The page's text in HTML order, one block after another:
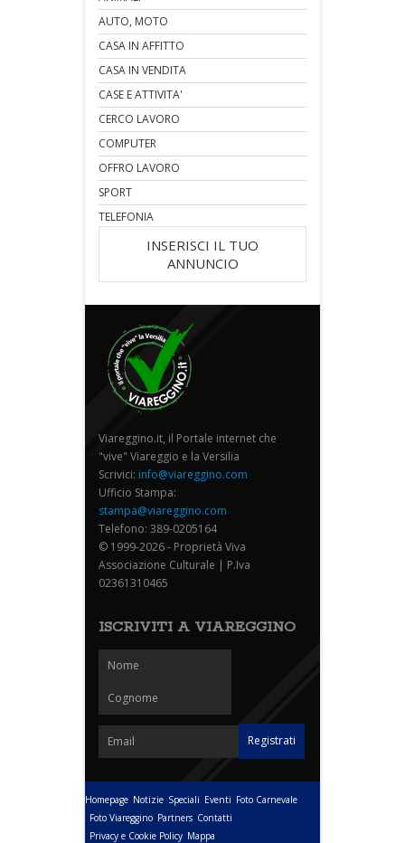
AUTO, MOTO
CASA IN AFFITTO
CASA IN VENDITA
CASE E ATTIVITA'
CERCO LAVORO
COMPUTER
OFFRO LAVORO
SPORT
TELEFONIA
INSERISCI IL TUO
ANNUNCIO
Viareggino.it, il Portale internet che
"vive" Viareggio e la Versilia
Scrivici: info@viareggino.com
Ufficio Stampa:
stampa@viareggino.com
Telefono: 389-0205164
© 1999-2026 - Proprietà Viva
Associazione Culturale | P.Iva
02361310465
ISCRIVITI A VIAREGGINO
Homepage Notizie Speciali Eventi Foto Carnevale
Foto Viareggino Partners Contatti
Privacy e Cookie Policy Mappa